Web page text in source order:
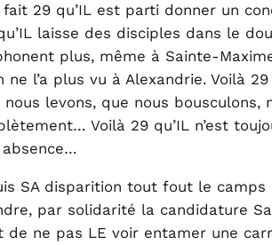
fait 29 qu’IL est parti donner un
laisse des disciples dans le
plus, même à Sainte-
ne l’a plus vu à Alexandrie. Voilà
nous levons, que nous
Voilà 29 qu’IL n’est
absence…
SA disparition tout fout le
par solidarité la candidature
de ne pas LE voir entamer une